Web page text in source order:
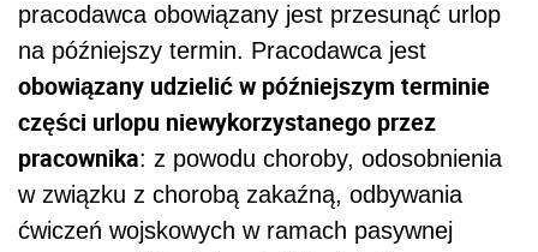
pracodawca obowiązany jest przesunąć urlop
na późniejszy termin. Pracodawca jest
obowiązany udzielić w późniejszym terminie
części urlopu niewykorzystanego przez
pracownika: z powodu choroby, odosobnienia
w związku z chorobą zakaźną, odbywania
ćwiczeń wojskowych w ramach pasywnej